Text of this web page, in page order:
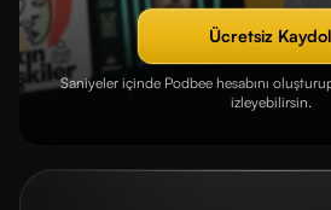
Ücretsiz Kaydol
Saniyeler içinde Podbee hesabını
izleyebilirsin.